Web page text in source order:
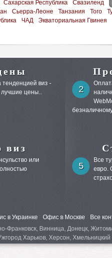
Сахарская Республика
Свазиленд
Сьерра-Леоне Танзания Того
ЧАД
Экваториальная Гвинея
тенденцией виз -
лучшие цены..
2
виз
или
5
Все
евро.
в Украинке Офис в Москве
Все
Франковск, Винница, Донецк,
Харьков, Херсон,